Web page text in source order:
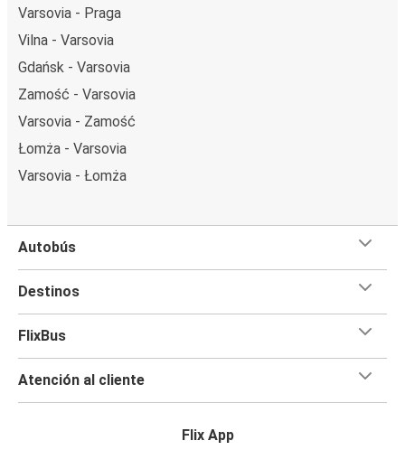
Varsovia - Praga
Vilna - Varsovia
Gdańsk - Varsovia
Zamość - Varsovia
Varsovia - Zamość
Łomża - Varsovia
Varsovia - Łomża
Autobús
Destinos
FlixBus
Atención al cliente
Flix App